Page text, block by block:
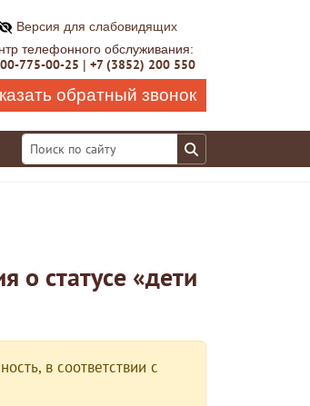
Версия для слабовидящих
телефонного обслуживания:
775-00-25 | +7 (3852) 200 550
обратный звонок
о статусе «дети
в соответствии с